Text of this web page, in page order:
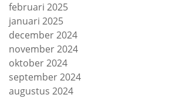
februari 2025
januari 2025
december 2024
november 2024
oktober 2024
september 2024
augustus 2024